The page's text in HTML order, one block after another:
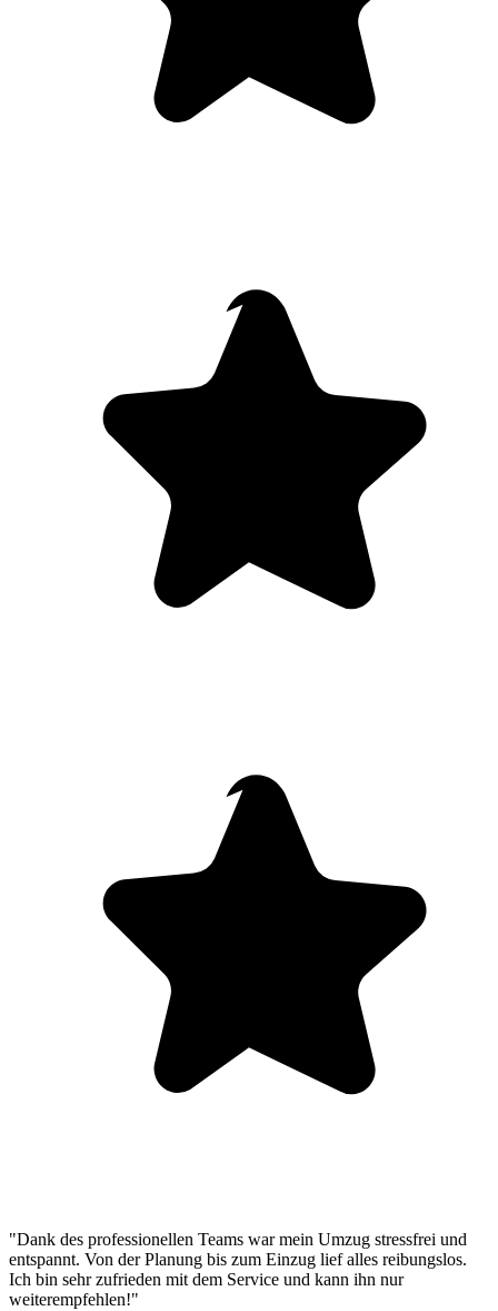
"Dank des professionellen Teams war mein Umzug stressfrei und
entspannt. Von der Planung bis zum Einzug lief alles reibungslos.
Ich bin sehr zufrieden mit dem Service und kann ihn nur
weiterempfehlen!"